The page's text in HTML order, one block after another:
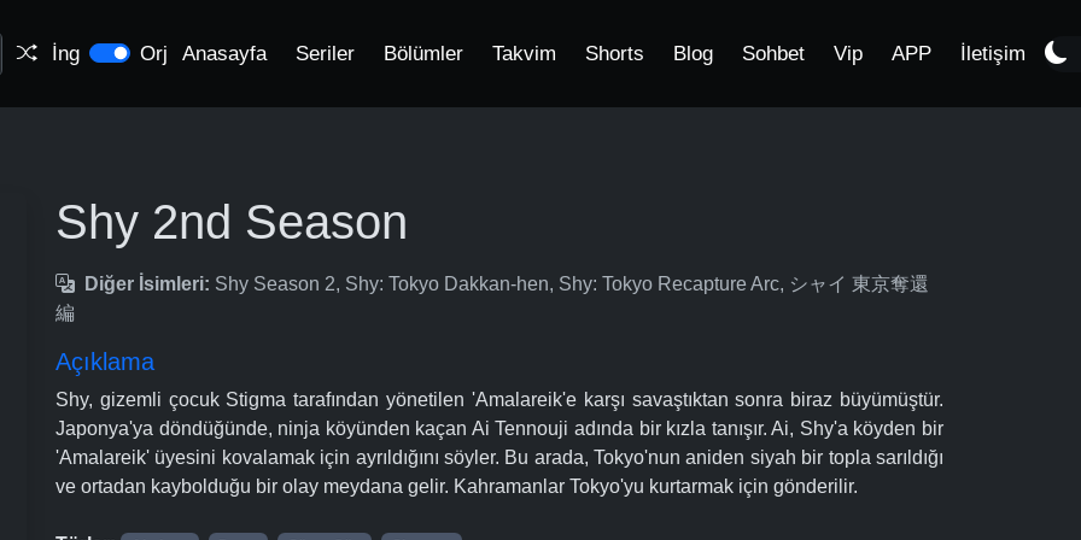
İng Orj Anasayfa Seriler Bölümler Takvim Shorts Blog Sohbet Vip APP İletişim
Shy 2nd Season
Diğer İsimleri: Shy Season 2, Shy: Tokyo Dakkan-hen, Shy: Tokyo Recapture Arc, シャイ 東京奪還
編
Açıklama
Shy, gizemli çocuk Stigma tarafından yönetilen 'Amalareik'e karşı savaştıktan sonra biraz büyümüştür.
Japonya'ya döndüğünde, ninja köyünden kaçan Ai Tennouji adında bir kızla tanışır. Ai, Shy'a köyden bir
'Amalareik' üyesini kovalamak için ayrıldığını söyler. Bu arada, Tokyo'nun aniden siyah bir topla sarıldığı
ve ortadan kaybolduğu bir olay meydana gelir. Kahramanlar Tokyo'yu kurtarmak için gönderilir.